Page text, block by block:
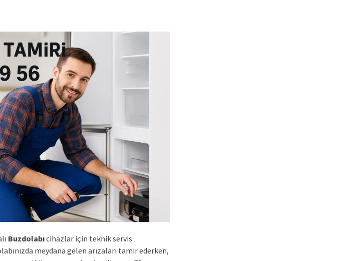
Buzdolabıcihazlar için teknik servis
meydana gelen arızaları tamir ederken,